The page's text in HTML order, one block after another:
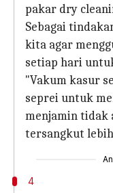
pakar dry
Sebagai
kita agar
setiap hari
"Vakum kasur
seprei untuk
menjamin tidak
tersangkut
4